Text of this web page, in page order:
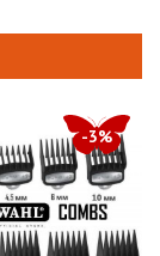
-3%